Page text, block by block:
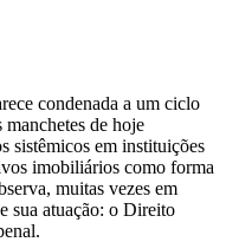
condenada a um ciclo
de hoje
sistêmicos em instituições
imobiliários como forma
muitas vezes em
sua atuação: o Direito